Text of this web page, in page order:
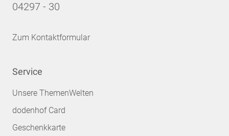
04297 - 30
Zum Kontaktformular
Service
Unsere ThemenWelten
dodenhof Card
Geschenkkarte